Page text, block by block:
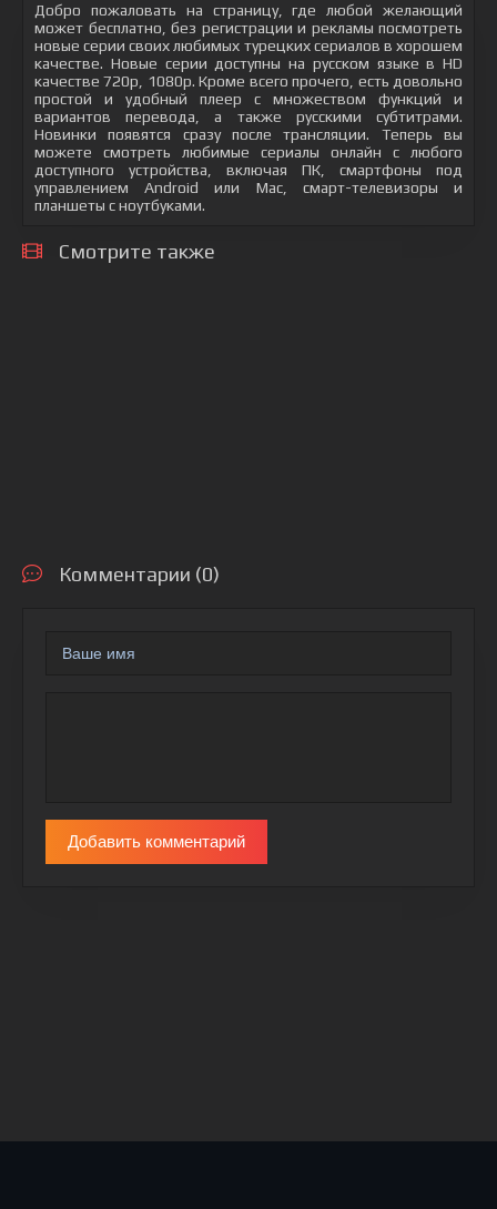
Добро пожаловать на страницу, где любой желающий
может бесплатно, без регистрации и рекламы посмотреть
новые серии своих любимых турецких сериалов в хорошем
качестве. Новые серии доступны на русском языке в HD
качестве 720p, 1080p. Кроме всего прочего, есть довольно
простой и удобный плеер с множеством функций и
вариантов перевода, а также русскими субтитрами.
Новинки появятся сразу после трансляции. Теперь вы
можете смотреть любимые сериалы онлайн с любого
доступного устройства, включая ПК, смартфоны под
управлением Android или Mac, смарт-телевизоры и
планшеты с ноутбуками.
Смотрите также
Комментарии (0)
Добавить комментарий